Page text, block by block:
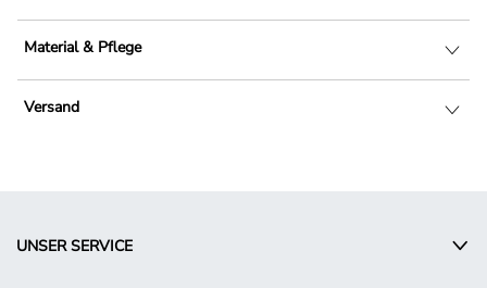
Material & Pflege
Versand
UNSER SERVICE